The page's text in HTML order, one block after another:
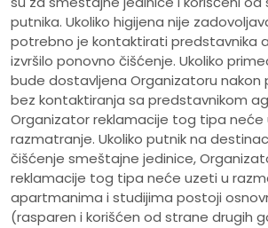
putnika. Ukoliko higijena nije
potrebno je kontaktirati predstavnika
izvršilo ponovno čišćenje. Ukoliko
bude dostavljena Organizatoru nakon
bez kontaktiranja sa predstavnikom
Organizator reklamacije tog tipa neće
razmatranje. Ukoliko putnik na
čišćenje smeštajne jedinice,
reklamacije tog tipa neće uzeti u
apartmanima i studijima postoji
(rasparen i korišćen od strane drugih